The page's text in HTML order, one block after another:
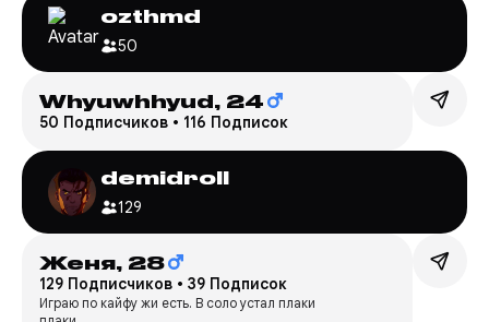
ozthmd
50
Whyuwhhyud, 24
50 Подписчиков • 116 Подписок
demidroll
129
Женя, 28
129 Подписчиков • 39 Подписок
Играю по кайфу жи есть. В соло устал плаки